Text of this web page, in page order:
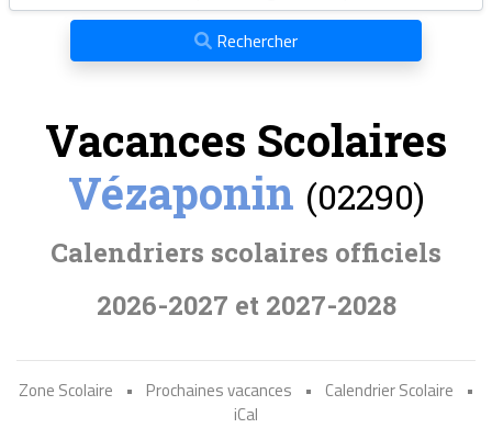
Rechercher
Vacances Scolaires
Vézaponin (02290)
Calendriers scolaires officiels
2026-2027 et 2027-2028
Zone Scolaire • Prochaines vacances • Calendrier Scolaire
•
iCal